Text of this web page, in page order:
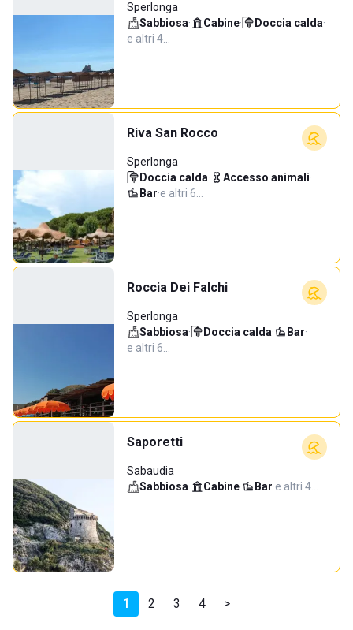
Sperlonga
Sabbiosa· Cabine· Doccia calda·
e altri 4…
Riva San Rocco
Sperlonga
Doccia calda· Accesso animali·
Bar·e altri 6…
Roccia Dei Falchi
Sperlonga
Sabbiosa· Doccia calda· Bar·
e altri 6…
Saporetti
Sabaudia
Sabbiosa· Cabine· Bar·e altri 4…
1 2 3 4 >